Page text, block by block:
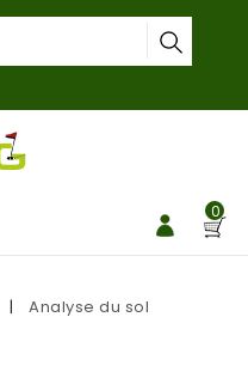
0
Analyse du sol